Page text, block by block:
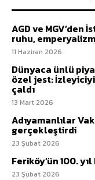
AGD ve
ruhu,
11 Haziran 2026
Dünyaca ünlü
özel jest:
çaldı
13 Mart 2026
Adıyamanlılar
gerçekleştirdi
23 Şubat 2026
Feriköy’ün 100.
23 Şubat 2026